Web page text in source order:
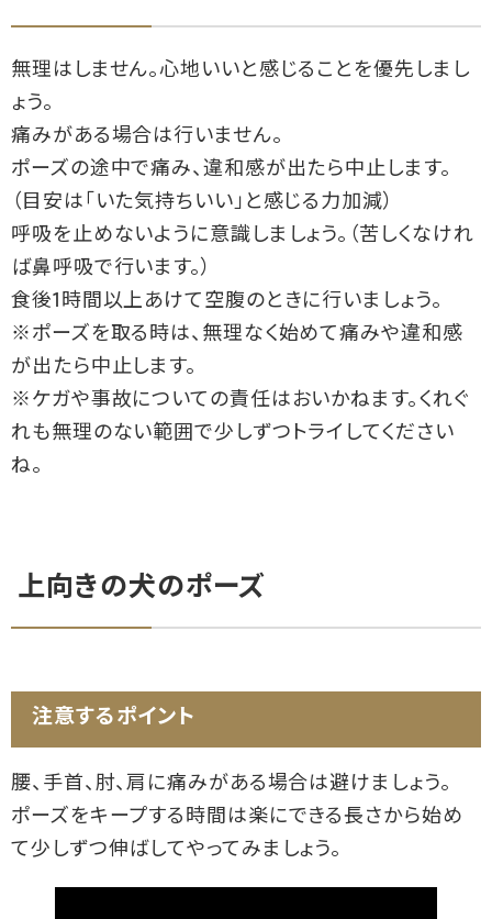
無理はしません。心地いいと感じることを優先しまし
ょう。
痛みがある場合は行いません。
ポーズの途中で痛み、違和感が出たら中止します。
（目安は「いた気持ちいい」と感じる力加減）
呼吸を止めないように意識しましょう。（苦しくなけれ
ば鼻呼吸で行います。）
食後1時間以上あけて空腹のときに行いましょう。
※ポーズを取る時は、無理なく始めて痛みや違和感
が出たら中止します。
※ケガや事故についての責任はおいかねます。くれぐ
れも無理のない範囲で少しずつトライしてください
ね。
上向きの犬のポーズ
注意するポイント
腰、手首、肘、肩に痛みがある場合は避けましょう。
ポーズをキープする時間は楽にできる長さから始め
て少しずつ伸ばしてやってみましょう。